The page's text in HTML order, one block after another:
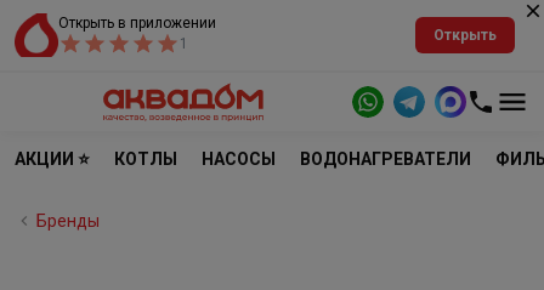
Открыть в приложении
1
Открыть
АКЦИИ ⭐ КОТЛЫ НАСОСЫ ВОДОНАГРЕВАТЕЛИ
Бренды